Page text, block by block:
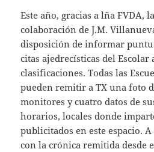
Este año, gracias a lña FVDA,
colaboración de J.M.
disposición de informar
citas ajedrecísticas del Escolar
clasificaciones. Todas las
pueden remitir a TX una foto
monitores y cuatro datos de
horarios, locales donde
publicitados en este espacio.
con la crónica remitida desde